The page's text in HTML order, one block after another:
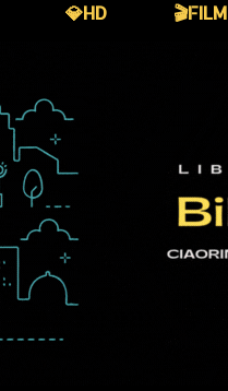
💎HD 🎬FILM